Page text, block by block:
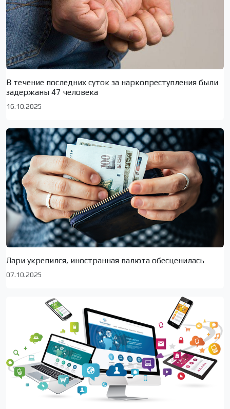
В течение последних суток за наркопреступления были
задержаны 47 человека
16.10.2025
Лари укрепился, иностранная валюта обесценилась
07.10.2025